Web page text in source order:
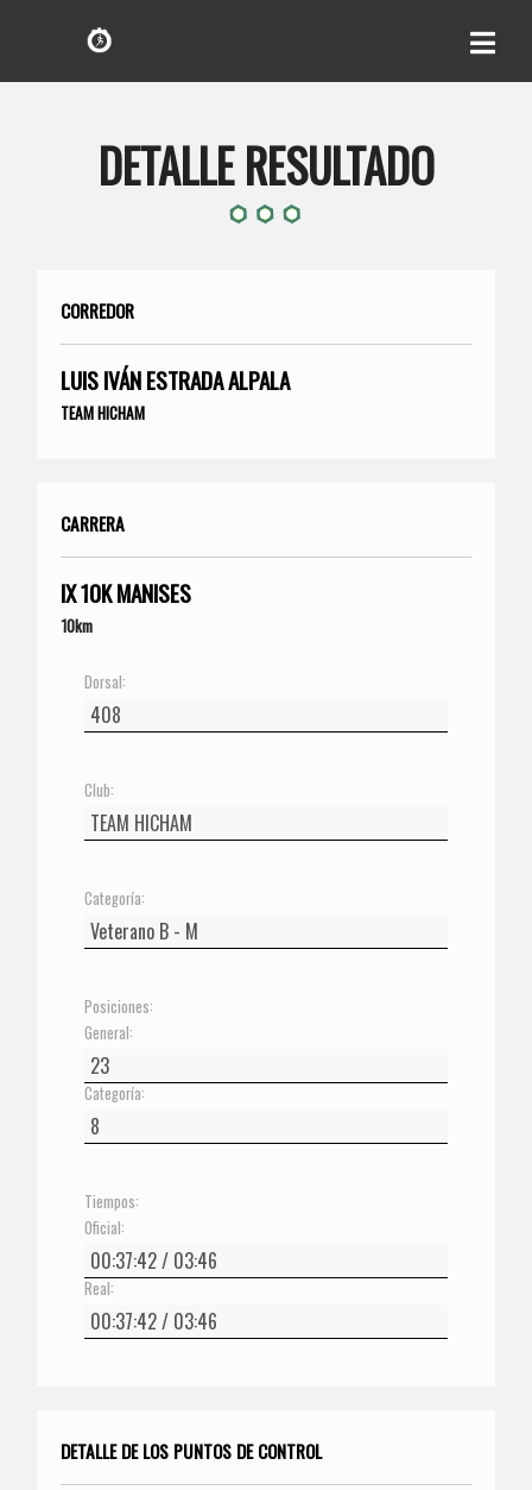
DETALLE RESULTADO
CORREDOR
LUIS IVÁN ESTRADA ALPALA
TEAM HICHAM
CARRERA
IX 10K MANISES
10km
Dorsal:
Club:
Categoría:
Posiciones:
General:
Categoría:
Tiempos:
Oficial:
Real:
DETALLE DE LOS PUNTOS DE CONTROL